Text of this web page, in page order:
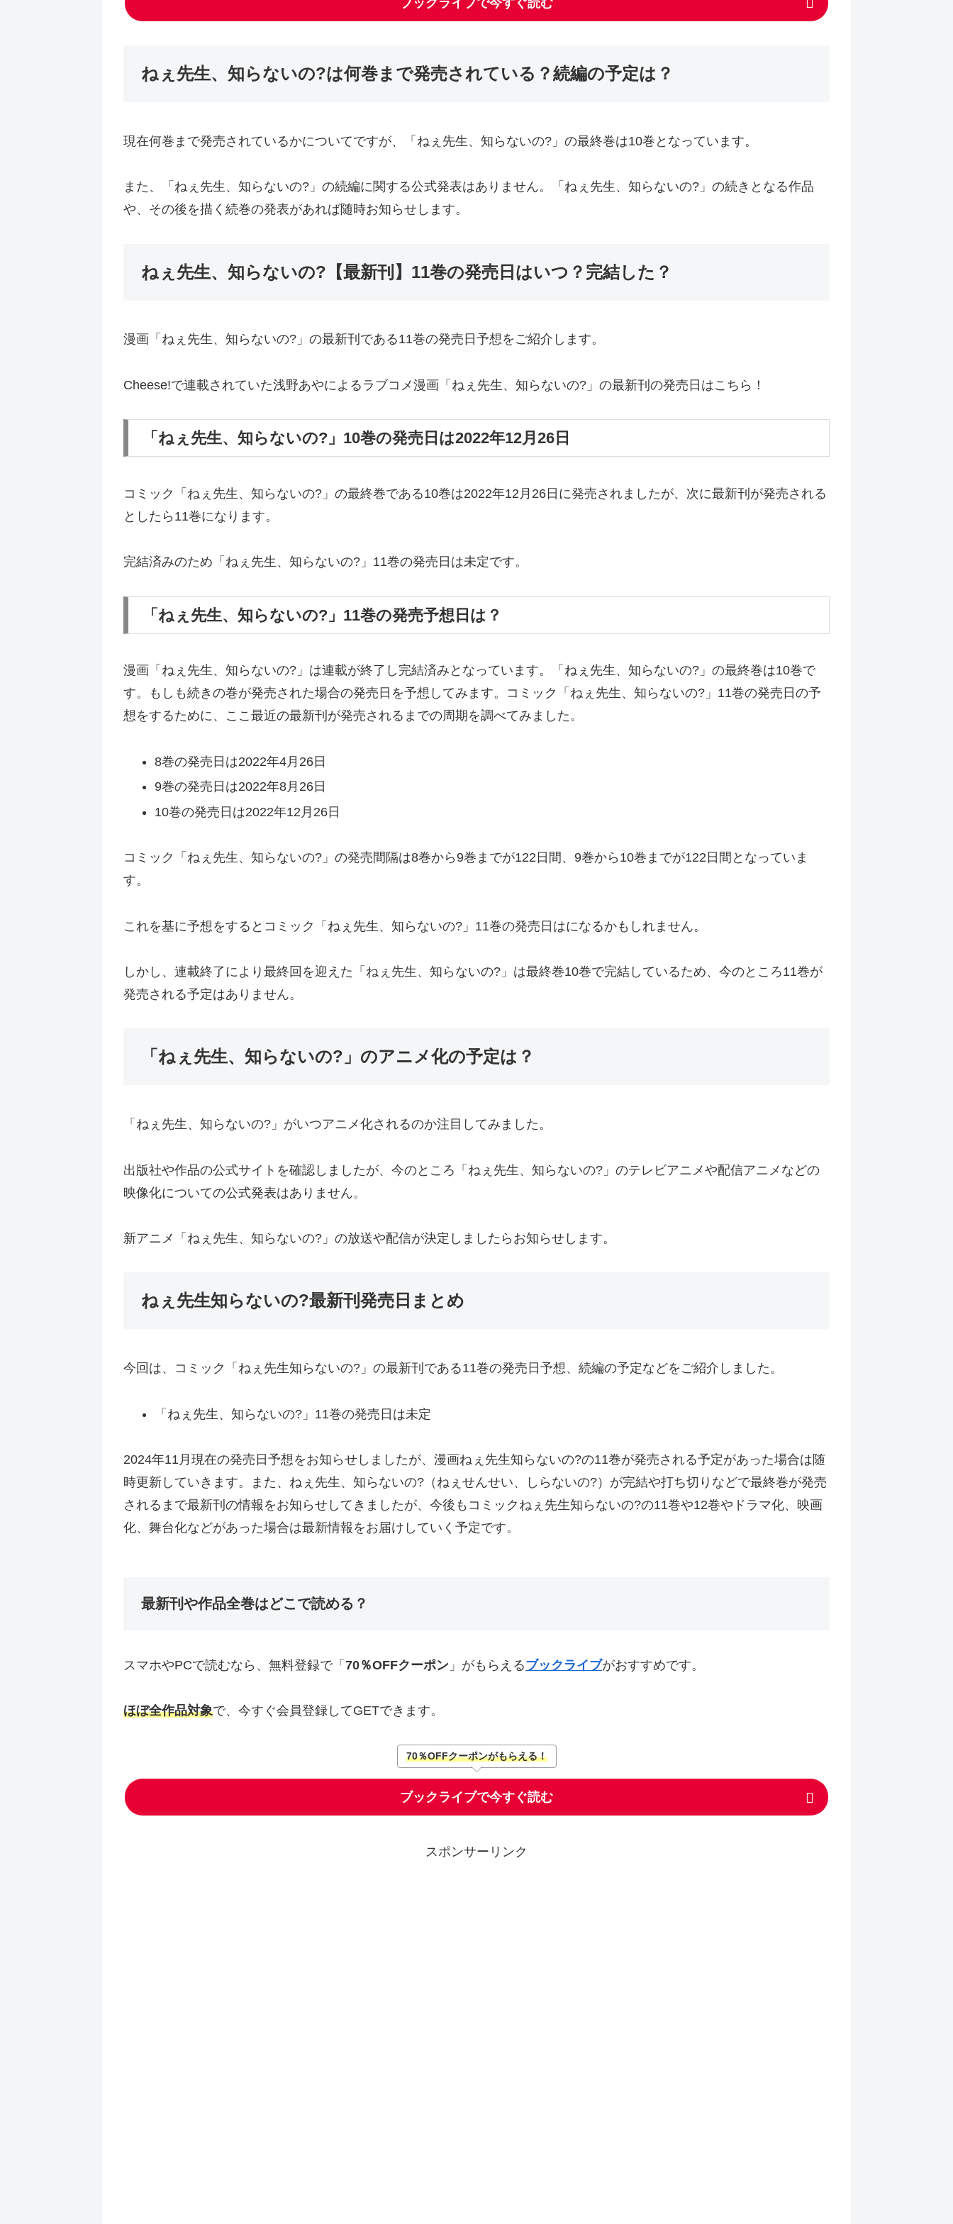
ねぇ先生、知らないの?は何巻まで発売されている？続編の予定は？
現在何巻まで発売されているかについてですが、「ねぇ先生、知らないの?」の最終巻は10巻となっています。
また、「ねぇ先生、知らないの?」の続編に関する公式発表はありません。「ねぇ先生、知らないの?」の続きとなる作品
や、その後を描く続巻の発表があれば随時お知らせします。
ねぇ先生、知らないの?【最新刊】11巻の発売日はいつ？完結した？
漫画「ねぇ先生、知らないの?」の最新刊である11巻の発売日予想をご紹介します。
Cheese!で連載されていた浅野あやによるラブコメ漫画「ねぇ先生、知らないの?」の最新刊の発売日はこちら！
「ねぇ先生、知らないの?」10巻の発売日は2022年12月26日
コミック「ねぇ先生、知らないの?」の最終巻である10巻は2022年12月26日に発売されましたが、次に最新刊が発売される
としたら11巻になります。
完結済みのため「ねぇ先生、知らないの?」11巻の発売日は未定です。
「ねぇ先生、知らないの?」11巻の発売予想日は？
漫画「ねぇ先生、知らないの?」は連載が終了し完結済みとなっています。「ねぇ先生、知らないの?」の最終巻は10巻で
す。もしも続きの巻が発売された場合の発売日を予想してみます。コミック「ねぇ先生、知らないの?」11巻の発売日の予
想をするために、ここ最近の最新刊が発売されるまでの周期を調べてみました。
8巻の発売日は2022年4月26日
9巻の発売日は2022年8月26日
10巻の発売日は2022年12月26日
コミック「ねぇ先生、知らないの?」の発売間隔は8巻から9巻までが122日間、9巻から10巻までが122日間となっていま
す。
これを基に予想をするとコミック「ねぇ先生、知らないの?」11巻の発売日はになるかもしれません。
しかし、連載終了により最終回を迎えた「ねぇ先生、知らないの?」は最終巻10巻で完結しているため、今のところ11巻が
発売される予定はありません。
「ねぇ先生、知らないの?」のアニメ化の予定は？
「ねぇ先生、知らないの?」がいつアニメ化されるのか注目してみました。
出版社や作品の公式サイトを確認しましたが、今のところ「ねぇ先生、知らないの?」のテレビアニメや配信アニメなどの
映像化についての公式発表はありません。
新アニメ「ねぇ先生、知らないの?」の放送や配信が決定しましたらお知らせします。
ねぇ先生知らないの?最新刊発売日まとめ
今回は、コミック「ねぇ先生知らないの?」の最新刊である11巻の発売日予想、続編の予定などをご紹介しました。
「ねぇ先生、知らないの?」11巻の発売日は未定
2024年11月現在の発売日予想をお知らせしましたが、漫画ねぇ先生知らないの?の11巻が発売される予定があった場合は随
時更新していきます。また、ねぇ先生、知らないの?（ねぇせんせい、しらないの?）が完結や打ち切りなどで最終巻が発売
されるまで最新刊の情報をお知らせしてきましたが、今後もコミックねぇ先生知らないの?の11巻や12巻やドラマ化、映画
化、舞台化などがあった場合は最新情報をお届けしていく予定です。
最新刊や作品全巻はどこで読める？
スマホやPCで読むなら、無料登録で「 70％OFFクーポン 」がもらえるブックライブがおすすめです。
ほぼ全作品対象で、今すぐ会員登録してGETできます。
70％OFFクーポンがもらえる！
ブックライブで今すぐ読む
スポンサーリンク